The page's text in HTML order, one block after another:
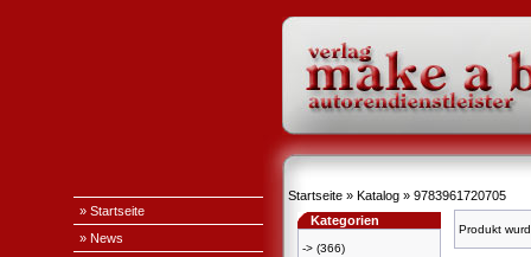
» Startseite
» News
Startseite » Katalog » 9783961720705
Kategorien
-> (366)
Produkt